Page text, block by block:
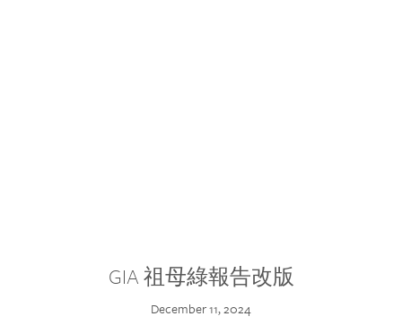
GIA 祖母綠報告改版
December 11, 2024